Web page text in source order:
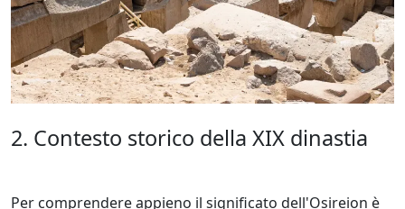
2. Contesto storico della XIX dinastia
Per comprendere appieno il significato dell'Osireion è